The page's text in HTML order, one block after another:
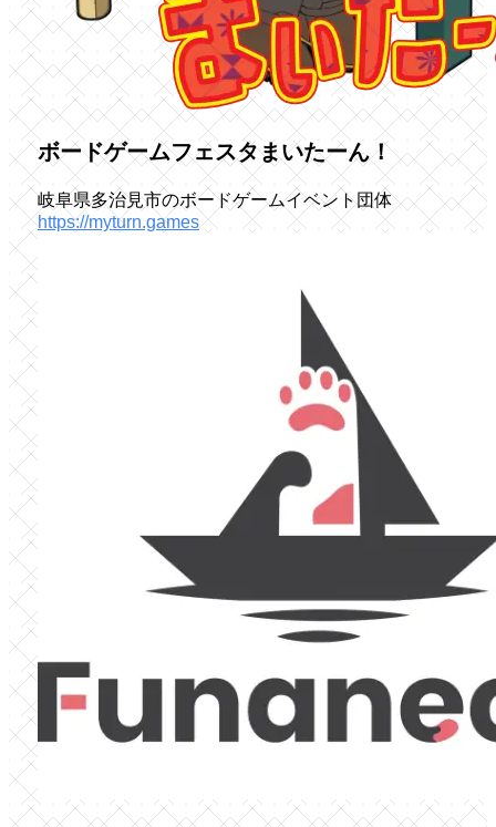
ボードゲームフェスタまいたーん！
岐阜県多治見市のボードゲームイベント団体
https://myturn.games